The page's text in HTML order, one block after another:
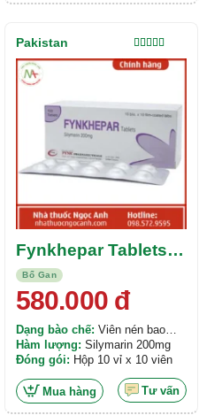
Bổ Gan
Fynkhepar Tablets
200mg
Được xếp
hạng5.00
580.000đ
Dạng bào chế: Viên nén bao
phim
Hàm lượng: Silymarin 200mg
Đóng gói: Hộp 10 vỉ x 10 viên
Mua hàng Tư vấn
Pakistan